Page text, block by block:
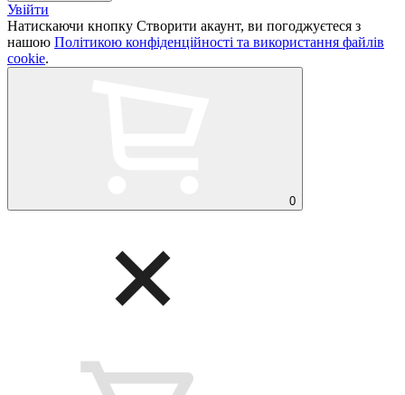
Увійти
Натискаючи кнопку Створити акаунт, ви погоджуєтеся з
нашою Політикою конфіденційності та використання файлів
cookie.
0